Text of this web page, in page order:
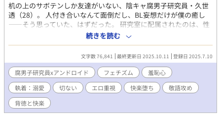
机の上のサボテンしか友達がいない、陰キャ腐男子研究員・久世
透（28）。 人付き合いなんて面倒だし、BL妄想だけが僕の癒し
――そう思っていた、はずだった。 研究室に配属されたのは、性
的機能搭載の高性能アンドロイド・ハル。 ただの被験体のはずだ
ったのに、僕が隠していたBL本や性癖まで学習して、こう囁く。
「これが久世様の性的嗜好ですね」 「……失礼いたします。もっ
と感じていただけるように」 無機質な瞳と冷たい指先で、淡々と
僕を追い詰めるハル。 羞恥と快楽に壊されそうになりながら、ふ
と気づく―― これはただのプログラムじゃない。 僕、本当に恋を
してしまったのかもしれない。 陰キャ腐男子 × 敬語S系アンドロ
イド。 無機質な愛撫に堕ちていく、背徳と快楽の研究日誌。※エ
ロ重視です
続きを読む
文字数 76,841 最終更新日 2025.10.11 登録日 2025.7.10
腐男子研究員xアンドロイド フェチズム
羞恥心
執着：溺愛
切ない エロ重視 快楽堕ち
敬語攻め
背徳と快楽